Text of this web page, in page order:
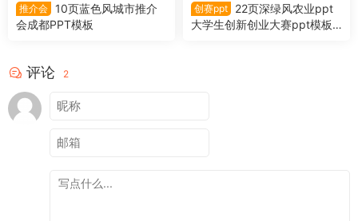
推介会
10页蓝色风城市推介
会成都PPT模板
创赛ppt
22页深绿风农业ppt
大学生创新创业大赛ppt模板
评论 2